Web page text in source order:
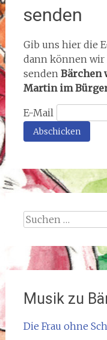
senden
Gib uns hier die
dann können wir
senden Bärchen
Martin im
E-Mail
Suchen
Musik zu
Die Frau ohne